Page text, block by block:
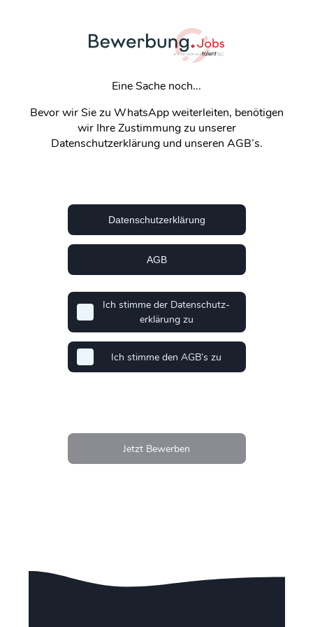
Eine Sache noch...
Bevor wir Sie zu WhatsApp weiterleiten, benötigen
wir Ihre Zustimmung zu unserer
Datenschutzerklärung und unseren AGB’s.
Datenschutzerklärung
AGB
Ich stimme der Datenschutz-
erklärung zu
Ich stimme den AGB’s zu
Jetzt Bewerben